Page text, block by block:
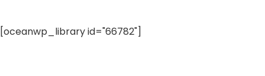
[oceanwp_library id="66782"]